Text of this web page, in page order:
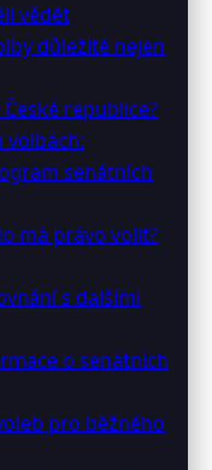
vědět
důležité nejen
republice?
volbách:
senátních
má právo volit?
s dalšími
o senátních
pro běžného